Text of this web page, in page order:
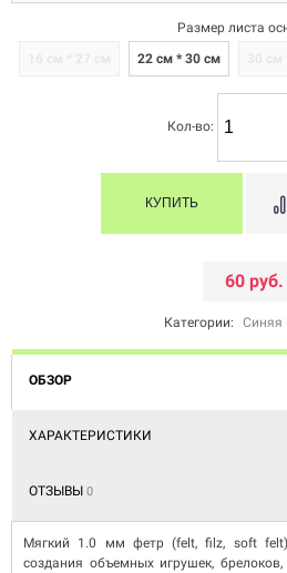
Размер листа
22 см * 30 см
Кол-во:
60 руб.
Категории: Синяя
ОБЗОР
ХАРАКТЕРИСТИКИ
ОТЗЫВЫ 0
Мягкий 1.0 мм фетр (felt, filz, soft felt)
создания объемных игрушек,